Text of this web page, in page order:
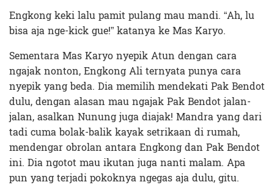
Engkong keki lalu pamit pulang mau mandi. “Ah, lu
bisa aja nge-kick gue!” katanya ke Mas Karyo.
Sementara Mas Karyo nyepik Atun dengan cara
ngajak nonton, Engkong Ali ternyata punya cara
nyepik yang beda. Dia memilih mendekati Pak Bendot
dulu, dengan alasan mau ngajak Pak Bendot jalan-
jalan, asalkan Nunung juga diajak! Mandra yang dari
tadi cuma bolak-balik kayak setrikaan di rumah,
mendengar obrolan antara Engkong dan Pak Bendot
ini. Dia ngotot mau ikutan juga nanti malam. Apa
pun yang terjadi pokoknya ngegas aja dulu, gitu.